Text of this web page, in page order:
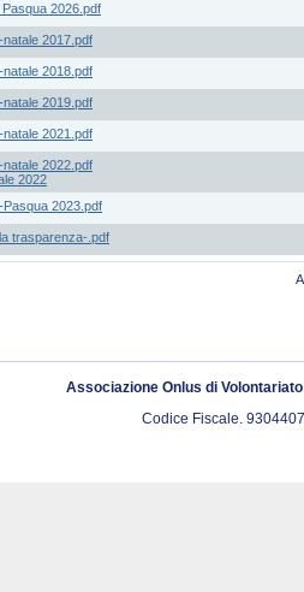
2026.pdf
2017.pdf
2018.pdf
2019.pdf
2021.pdf
2022.pdf
2022
2023.pdf
trasparenza-.pdf
Associazione Onlus di
Codice Fiscale.